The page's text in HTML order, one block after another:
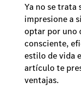
Ya no se trata
impresione a
optar por uno
consciente,
estilo de vida
artículo te
ventajas.